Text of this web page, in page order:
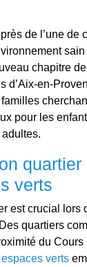
de l’une de
chapitre
d’Aix-en-
pour les
quartier
verts
est crucial lors
quartiers
du
espaces verts